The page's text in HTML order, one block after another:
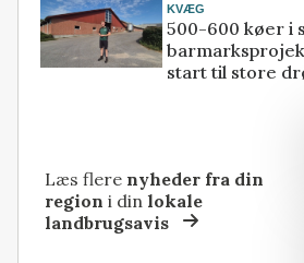
KVÆG
500-600 køer i
start til store
Læs flere nyheder fra din
region i dinlokale
landbrugsavis